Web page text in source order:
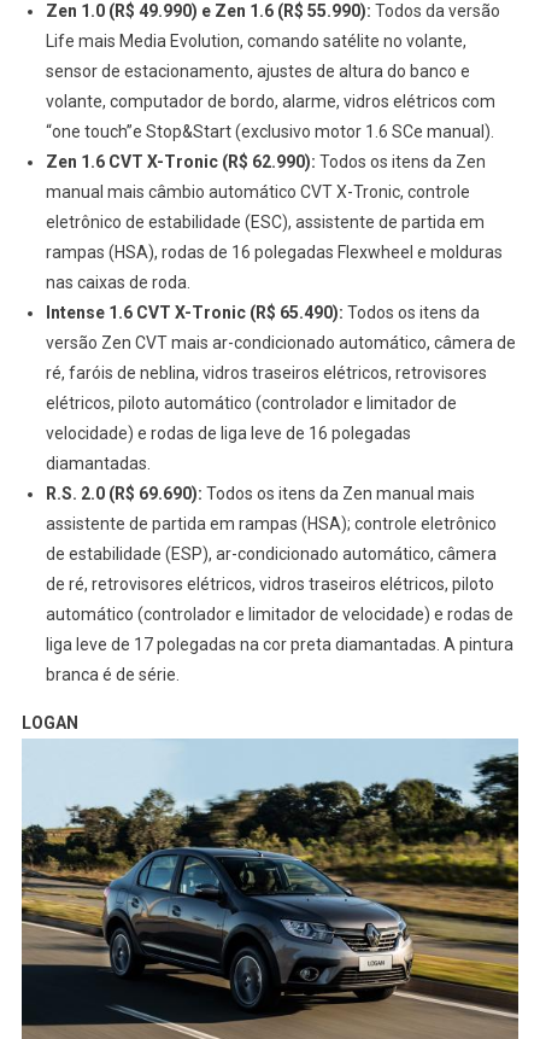
Zen 1.0 (R$ 49.990) e Zen 1.6 (R$ 55.990): Todos da versão
Life mais Media Evolution, comando satélite no volante,
sensor de estacionamento, ajustes de altura do banco e
volante, computador de bordo, alarme, vidros elétricos com
“one touch”e Stop&Start (exclusivo motor 1.6 SCe manual).
Zen 1.6 CVT X-Tronic (R$ 62.990): Todos os itens da Zen
manual mais câmbio automático CVT X-Tronic, controle
eletrônico de estabilidade (ESC), assistente de partida em
rampas (HSA), rodas de 16 polegadas Flexwheel e molduras
nas caixas de roda.
Intense 1.6 CVT X-Tronic (R$ 65.490): Todos os itens da
versão Zen CVT mais ar-condicionado automático, câmera de
ré, faróis de neblina, vidros traseiros elétricos, retrovisores
elétricos, piloto automático (controlador e limitador de
velocidade) e rodas de liga leve de 16 polegadas
diamantadas.
R.S. 2.0 (R$ 69.690): Todos os itens da Zen manual mais
assistente de partida em rampas (HSA); controle eletrônico
de estabilidade (ESP), ar-condicionado automático, câmera
de ré, retrovisores elétricos, vidros traseiros elétricos, piloto
automático (controlador e limitador de velocidade) e rodas de
liga leve de 17 polegadas na cor preta diamantadas. A pintura
branca é de série.
LOGAN